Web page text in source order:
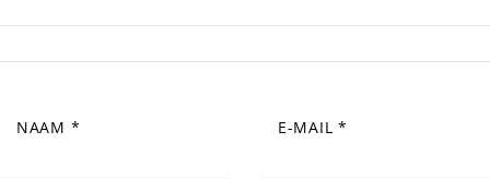
NAAM * E-MAIL *